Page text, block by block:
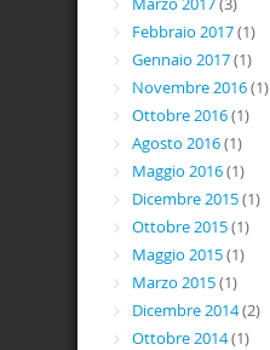
Febbraio 2017(1)
Gennaio 2017(1)
Novembre 2016(1)
Ottobre 2016(1)
Agosto 2016(1)
Maggio 2016(1)
Dicembre 2015(1)
Ottobre 2015(1)
Maggio 2015(1)
Marzo 2015(1)
Dicembre 2014(2)
Ottobre 2014(1)